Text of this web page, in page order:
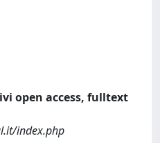
open access, fulltext
index.php